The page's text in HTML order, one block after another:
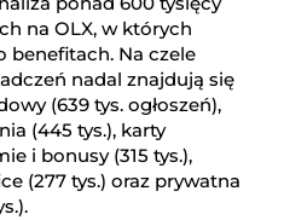
na OLX, w których
benefitach. Na czele
nadal znajdują się
(639 tys. ogłoszeń),
(445 tys.), karty
i bonusy (315 tys.),
(277 tys.) oraz prywatna